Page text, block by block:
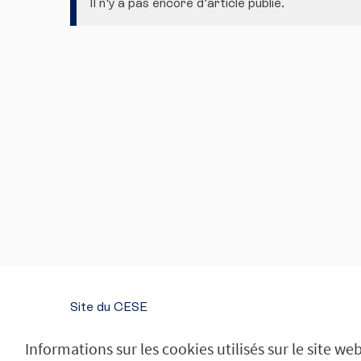
Informations sur les cookies utilisés sur le site
Il n'y a pas encore d'article publié.
Site du CESE